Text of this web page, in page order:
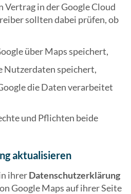
Vertrag in der Google Cloud
sollten dabei prüfen, ob
über Maps speichert,
Nutzerdaten speichert,
die Daten verarbeitet
und Pflichten beide
aktualisieren
ihrerDatenschutzerklärung
Google Maps auf ihrer Seite